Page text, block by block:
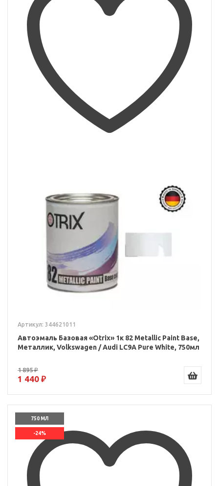
Артикул: 344621011
Автоэмаль Базовая «Otrix» 1к 82 Metallic Paint Base,
Металлик, Volkswagen / Audi LC9A Pure White, 750мл
1 895 ₽
1 440 ₽
750 МЛ
-24%